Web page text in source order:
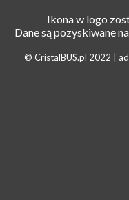
Ikona w logo
Dane są pozyskiwane
© CristalBUS.pl 2022 |